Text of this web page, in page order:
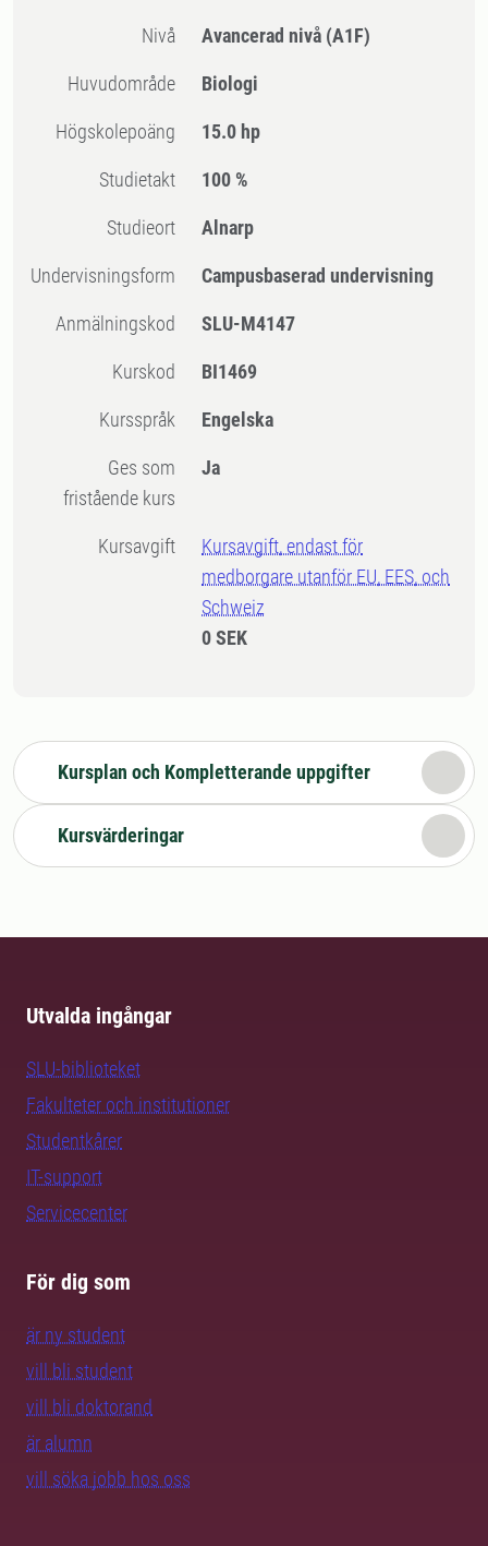
Nivå Avancerad nivå (A1F)
Huvudområde Biologi
högskolepoäng 15.0 hp
Studietakt 100 %
Studieort Alnarp
Undervisningsform Campusbaserad undervisning
Anmälningskod SLU-M4147
Kurskod BI1469
Kursspråk Engelska
Ges som
fristående kurs
Ja
Kursavgift
Kursavgift, endast för
medborgare utanför EU, EES, och
Schweiz
0 SEK
Kursplan och Kompletterande uppgifter
Kursvärderingar
Utvalda ingångar
SLU-biblioteket
Fakulteter och institutioner
Studentkårer
IT-support
Servicecenter
För dig som
är ny student
vill bli student
vill bli doktorand
är alumn
vill söka jobb hos oss